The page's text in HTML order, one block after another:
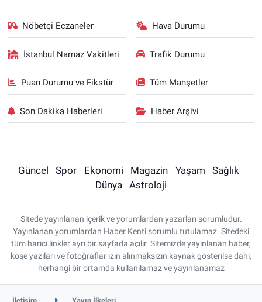
Nöbetçi Eczaneler Hava Durumu
İstanbul Namaz Vakitleri Trafik Durumu
Puan Durumu ve Fikstür Tüm Manşetler
Son Dakika Haberleri Haber Arşivi
Güncel Spor Ekonomi Magazin Yaşam
Sağlık
Dünya
Astroloji
Sitede yayınlanan içerik ve yorumlardan yazarları sorumludur.
Yayınlanan yorumlardan Haber Kenti sorumlu tutulamaz. Sitedeki
tüm harici linkler ayrı bir sayfada açılır. Sitemizde yayınlanan haber,
köşe yazıları ve fotoğraflar izin alınmaksızın kaynak gösterilse dahi,
herhangi bir ortamda kullanılamaz ve yayınlanamaz